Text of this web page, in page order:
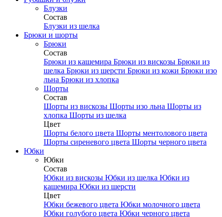
Блузки
Состав
Блузки из шелка
Брюки и шорты
Брюки
Состав
Брюки из кашемира Брюки из вискозы Брюки из
шелка Брюки из шерсти Брюки из кожи Брюки изо
льна Брюки из хлопка
Шорты
Состав
Шорты из вискозы Шорты изо льна Шорты из
хлопка Шорты из шелка
Цвет
Шорты белого цвета Шорты ментолового цвета
Шорты сиреневого цвета Шорты черного цвета
Юбки
Юбки
Состав
Юбки из вискозы Юбки из шелка Юбки из
кашемира Юбки из шерсти
Цвет
Юбки бежевого цвета Юбки молочного цвета
Юбки голубого цвета Юбки черного цвета